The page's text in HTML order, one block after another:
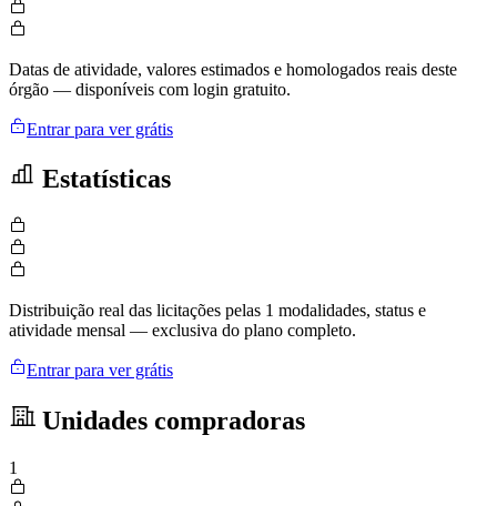
Datas de atividade, valores estimados e homologados reais deste
órgão — disponíveis com login gratuito.
Entrar para ver grátis
Estatísticas
Distribuição real das licitações pelas 1 modalidades, status e
atividade mensal — exclusiva do plano completo.
Entrar para ver grátis
Unidades compradoras
1